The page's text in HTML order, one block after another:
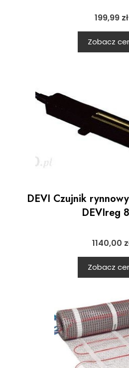
199,99 zł
Zobacz
DEVI Czujnik
DEVIreg
1140,00
Zobacz